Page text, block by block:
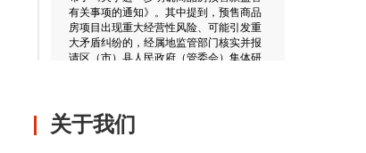
有关事项的通知》。其中提到，预售商品
房项目出现重大经营性风险、可能引发重
大矛盾纠纷的，经属地监管部门核实并报
请区（市）县人民政府（管委会）集体研
根据风险防控需要，指定单位另设监管专
户（原则上监管银行不变），确定监管部
关于我们